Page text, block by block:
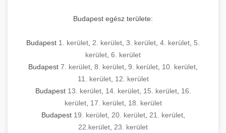
Budapest egész területe:
Budapest 1. kerület 2. kerület 3. kerület 4. kerület 5.
kerület 6. kerület
Budapest 7. kerület 8. kerület 9. kerület 10. kerület
11. kerület, 12. kerület
Budapest 13. kerület, 14. kerület, 15. kerület, 16.
kerület, 17. kerület, 18. kerület
Budapest 19. kerület, 20. kerület, 21. kerület,
22.kerület 23. kerület